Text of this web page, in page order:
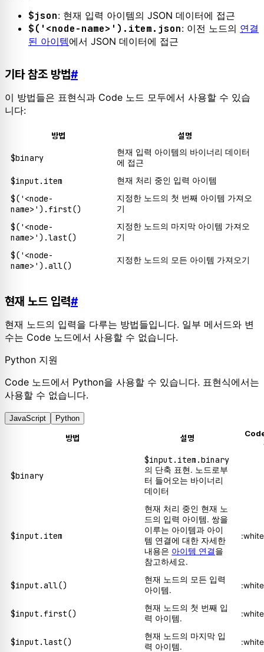
$json: 현재 입력 아이템의 JSON 데이터에 접근
$('<node-name>').item.json: 이전 노드의 연결
된 아이템에서 JSON 데이터에 접근
기타 참조 방법#
이 방법들은 표현식과 Code 노드 모두에서 사용할 수 있습
니다:
방법 설명
$binary
현재 입력 아이템의 바이너리 데이터
에 접근
$input.item 현재 처리 중인 입력 아이템
$('<node-
name>').first()
지정한 노드의 첫 번째 아이템 가져오
기
$('<node-
name>').last()
지정한 노드의 마지막 아이템 가져오
기
$('<node-
name>').all()
지정한 노드의 모든 아이템 가져오기
현재 노드 입력#
현재 노드의 입력을 다루는 방법들입니다. 일부 메서드와 변
수는 Code 노드에서 사용할 수 없습니다.
Python 지원
Code 노드에서 Python을 사용할 수 있습니다. 표현식에서는
사용할 수 없습니다.
JavaScript Python
방법 설명
$binary
$input.item.binary
의 단축 표현. 노드로부
터 들어오는 바이너리
데이터
$input.item
현재 처리 중인 현재 노
드의 입력 아이템. 쌍을
이루는 아이템과 아이
템 연결에 대한 자세한
내용은 아이템 연결을
참고하세요.
$input.all()
현재 노드의 모든 입력
아이템.
$input.first()
현재 노드의 첫 번째 입
력 아이템.
$input.last()
현재 노드의 마지막 입
력 아이템.